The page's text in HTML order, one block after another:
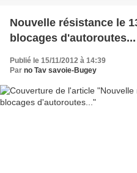
Nouvelle résistance le
blocages d'autoroutes...
Publié le 15/11/2012 à 14:39
Par no Tav savoie-Bugey